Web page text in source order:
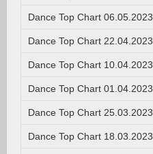
Dance Top Chart 06.05.2023.
Dance Top Chart 22.04.2023.
Dance Top Chart 10.04.2023.
Dance Top Chart 01.04.2023.
Dance Top Chart 25.03.2023.
Dance Top Chart 18.03.2023.